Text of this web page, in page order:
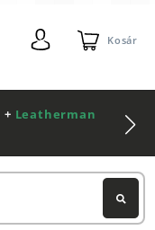
Kosár
Leatherman